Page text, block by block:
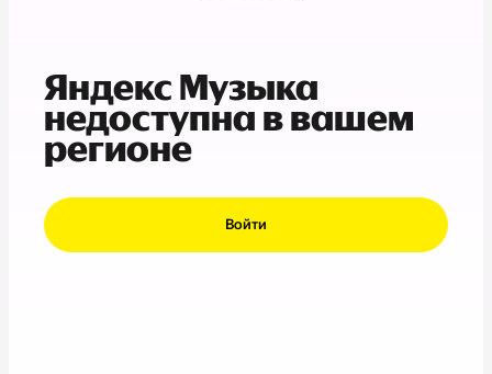
Яндекс Музыка
недоступна в вашем
регионе
Войти